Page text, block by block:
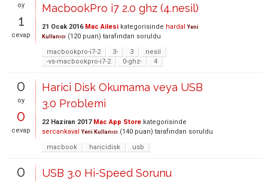
oy
1
cevap
MacbookPro i7 2.0 ghz (4.nesil)
21 Ocak 2016 Mac Ailesi kategorisinde hardal Yeni
Kullanıcı (120 puan) tarafından soruldu
macbookpro-i7-2
3- 3
nesil
-vs-macbookpro-i7-2
0-ghz- 4
0
oy
0
cevap
Harici Disk Okumama veya USB
3.0 Problemi
22 Haziran 2017 Mac App Store kategorisinde
sercankaval Yeni Kullanıcı (140 puan) tarafından soruldu
macbook
haricidisk usb
0 USB 3.0 Hi-Speed Sorunu